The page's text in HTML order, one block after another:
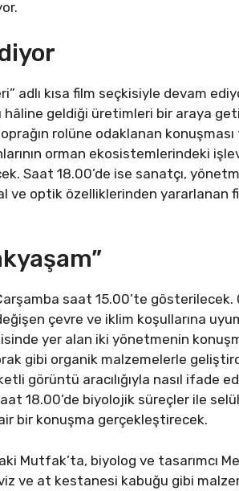
adlı kısa film seçkisiyle devam
geldiği üretimleri bir araya
rolüne odaklanan
orman ekosistemlerindeki
Saat 18.00’de ise sanatçı,
ve optik özelliklerinden yararlanan
saat 15.00’te gösterilecek.
çevre ve iklim koşullarına
yer alan iki yönetmenin
gibi organik malzemelerle
görüntü aracılığıyla nasıl ifade
18.00’de biyolojik süreçler ile
bir konuşma gerçekleştirecek.
Mutfak’ta, biyolog ve tasarımcı
ve at kestanesi kabuğu gibi